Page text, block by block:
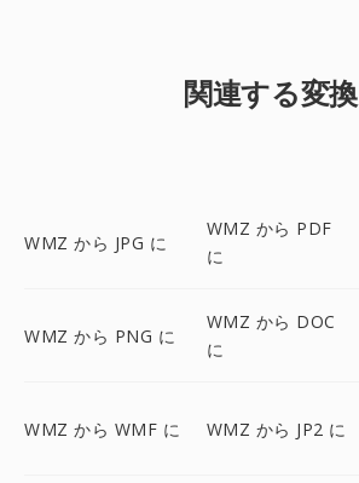
関連する変換
WMZ から JPG に
WMZ から PDF
に
WMZ から PNG に
WMZ から DOC
に
WMZ から WMF に WMZ から JP2 に